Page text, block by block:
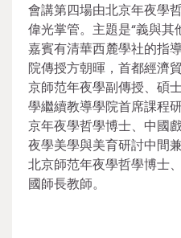
會講第四場由北京年夜學
偉光掌管。主題是“義與
嘉賓有清華西麓學社的指
院傳授方朝暉，首都經濟
京師范年夜學副傳授、碩
學繼續教導學院首席課程
京年夜學哲學博士、中國
夜學美學與美育研討中間
北京師范年夜學哲學博士
國師長教師。